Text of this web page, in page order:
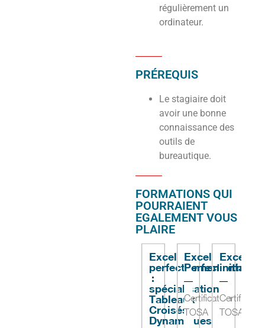
régulièrement un
ordinateur.
PRÉREQUIS
Le stagiaire doit
avoir une bonne
connaissance des
outils de
bureautique.
FORMATIONS QUI
POURRAIENT
EGALEMENT VOUS
PLAIRE
Excel
perfectionnement
:
spécialisation
Tableaux
Croisés
Dynamiques
Excel
Certification
TOSA
Excel
initiation
TOSA